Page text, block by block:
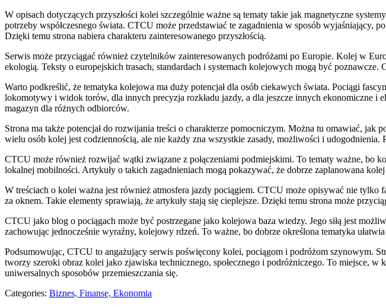
W opisach dotyczących przyszłości kolei szczególnie ważne są tematy takie jak magnetyczne
potrzeby współczesnego świata. CTCU może przedstawiać te zagadnienia w sposób wyjaśniający,
Dzięki temu strona nabiera charakteru zainteresowanego przyszłością.
Serwis może przyciągać również czytelników zainteresowanych podróżami po Europie. Kolej w
ekologią. Teksty o europejskich trasach, standardach i systemach kolejowych mogą być
Warto podkreślić, że tematyka kolejowa ma duży potencjał dla osób ciekawych świata. Pociągi
lokomotywy i widok torów, dla innych precyzja rozkładu jazdy, a dla jeszcze innych ekonomiczne i
magazyn dla różnych odbiorców.
Strona ma także potencjał do rozwijania treści o charakterze pomocniczym. Można tu omawiać, jak
wielu osób kolej jest codziennością, ale nie każdy zna wszystkie zasady, możliwości i udogodnienia.
CTCU może również rozwijać wątki związane z połączeniami podmiejskimi. To tematy ważne,
lokalnej mobilności. Artykuły o takich zagadnieniach mogą pokazywać, że dobrze zaplanowana
W treściach o kolei ważna jest również atmosfera jazdy pociągiem. CTCU może opisywać nie
za oknem. Takie elementy sprawiają, że artykuły stają się cieplejsze. Dzięki temu strona może
CTCU jako blog o pociągach może być postrzegane jako kolejowa baza wiedzy. Jego siłą jest
zachowując jednocześnie wyraźny, kolejowy rdzeń. To ważne, bo dobrze określona tematyka
Podsumowując, CTCU to angażujący serwis poświęcony kolei, pociągom i podróżom szynowym.
tworzy szeroki obraz kolei jako zjawiska technicznego, społecznego i podróżniczego. To miejsce,
uniwersalnych sposobów przemieszczania się.
Categories: Biznes, Finanse, Ekonomia